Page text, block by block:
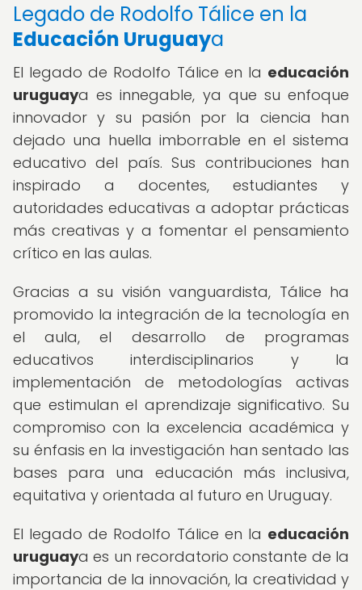
Legado de Rodolfo Tálice en la
Educación Uruguaya
El legado de Rodolfo Tálice en la educación
uruguaya es innegable, ya que su enfoque
innovador y su pasión por la ciencia han
dejado una huella imborrable en el sistema
educativo del país. Sus contribuciones han
inspirado a docentes, estudiantes y
autoridades educativas a adoptar prácticas
más creativas y a fomentar el pensamiento
crítico en las aulas.
Gracias a su visión vanguardista, Tálice ha
promovido la integración de la tecnología en
el aula, el desarrollo de programas
educativos interdisciplinarios y la
implementación de metodologías activas
que estimulan el aprendizaje significativo. Su
compromiso con la excelencia académica y
su énfasis en la investigación han sentado las
bases para una educación más inclusiva,
equitativa y orientada al futuro en Uruguay.
El legado de Rodolfo Tálice en la educación
uruguaya es un recordatorio constante de la
importancia de la innovación, la creatividad y